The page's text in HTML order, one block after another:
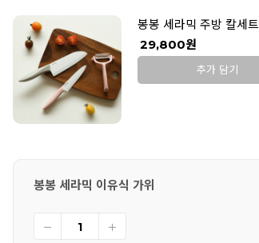
봉봉 세라믹 주방 칼세트
29,800원
추가 담기
봉봉 세라믹 이유식 가위